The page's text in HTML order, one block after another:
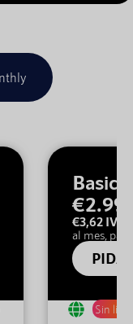
Basic
€2.99
€3,62 IVA
al mes,
PIDA
Sin